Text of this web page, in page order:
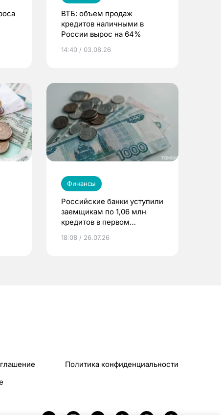
ВТБ: объем продаж
кредитов наличными в
России вырос на 64%
14:40 / 03.08.26
Финансы
Российские банки уступили
заемщикам по 1,06 млн
кредитов в первом
18:08 / 26.07.26
Политика конфиденциальности